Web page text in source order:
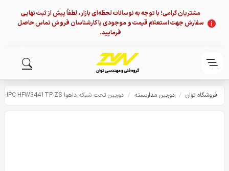
مشتریان گرامی؛ با توجه به نوسانات لحظه‌ای بازار، لطفاً پیش از ثبت نهایی
سفارش جهت استعلام قیمت و موجودی با کارشناسان فروش تماس حاصل
فرمایید.
فروشگاه توان / دوربین مداربسته / دوربین تحت شبکه داهوا DH-IPC-HFW3441TP-ZS